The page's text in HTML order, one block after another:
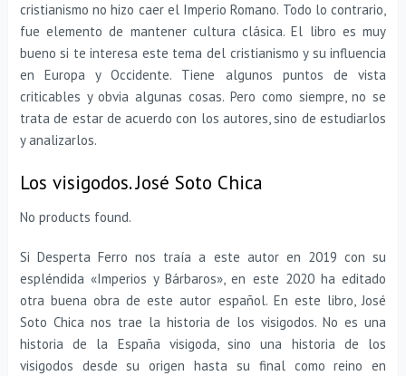
cristianismo no hizo caer el Imperio Romano. Todo lo contrario,
fue elemento de mantener cultura clásica. El libro es muy
bueno si te interesa este tema del cristianismo y su influencia
en Europa y Occidente. Tiene algunos puntos de vista
criticables y obvia algunas cosas. Pero como siempre, no se
trata de estar de acuerdo con los autores, sino de estudiarlos
y analizarlos.
Los visigodos. José Soto Chica
No products found.
Si Desperta Ferro nos traía a este autor en 2019 con su
espléndida «Imperios y Bárbaros», en este 2020 ha editado
otra buena obra de este autor español. En este libro, José
Soto Chica nos trae la historia de los visigodos. No es una
historia de la España visigoda, sino una historia de los
visigodos desde su origen hasta su final como reino en